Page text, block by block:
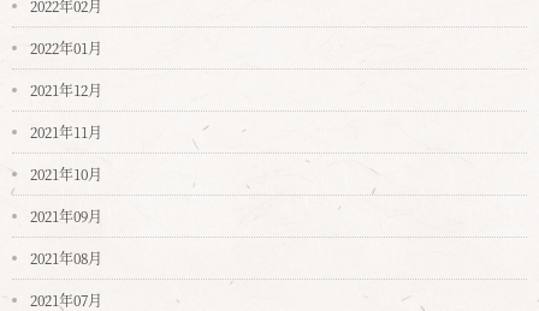
2022年02月
2022年01月
2021年12月
2021年11月
2021年10月
2021年09月
2021年08月
2021年07月